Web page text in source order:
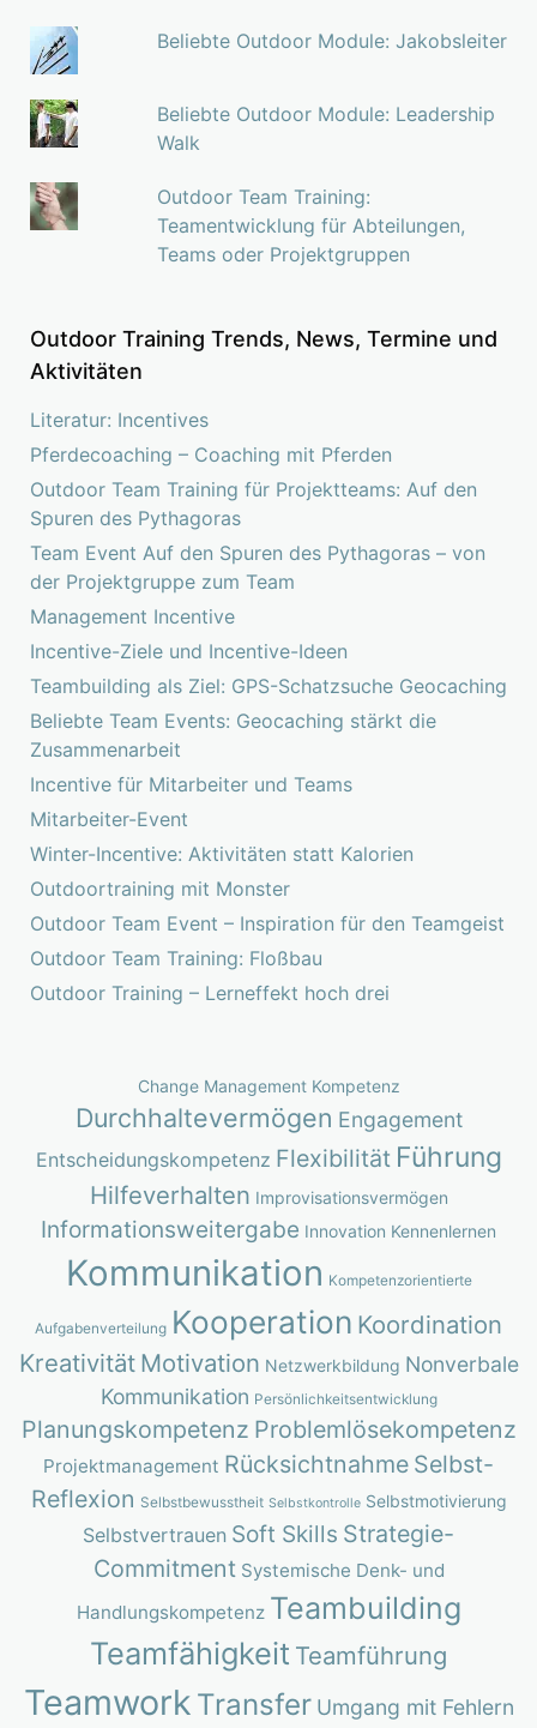
Beliebte Outdoor Module: Jakobsleiter
Beliebte Outdoor Module: Leadership
Walk
Outdoor Team Training:
Teamentwicklung für Abteilungen,
Teams oder Projektgruppen
Outdoor Training Trends, News, Termine und
Aktivitäten
Literatur: Incentives
Pferdecoaching – Coaching mit Pferden
Outdoor Team Training für Projektteams: Auf den
Spuren des Pythagoras
Team Event Auf den Spuren des Pythagoras – von
der Projektgruppe zum Team
Management Incentive
Incentive-Ziele und Incentive-Ideen
Teambuilding als Ziel: GPS-Schatzsuche Geocaching
Beliebte Team Events: Geocaching stärkt die
Zusammenarbeit
Incentive für Mitarbeiter und Teams
Mitarbeiter-Event
Winter-Incentive: Aktivitäten statt Kalorien
Outdoortraining mit Monster
Outdoor Team Event – Inspiration für den Teamgeist
Outdoor Team Training: Floßbau
Outdoor Training – Lerneffekt hoch drei
Change Management Kompetenz
Durchhaltevermögen Engagement
Entscheidungskompetenz Flexibilität Führung
Hilfeverhalten Improvisationsvermögen
Informationsweitergabe Innovation Kennenlernen
Kommunikation Kompetenzorientierte
Aufgabenverteilung Kooperation Koordination
Kreativität Motivation Netzwerkbildung Nonverbale
Kommunikation Persönlichkeitsentwicklung
Planungskompetenz Problemlösekompetenz
Projektmanagement Rücksichtnahme Selbst-
Reflexion Selbstbewusstheit Selbstkontrolle Selbstmotivierung
Selbstvertrauen Soft Skills Strategie-
Commitment Systemische Denk- und
Handlungskompetenz Teambuilding
Teamfähigkeit Teamführung
Teamwork Transfer Umgang mit Fehlern